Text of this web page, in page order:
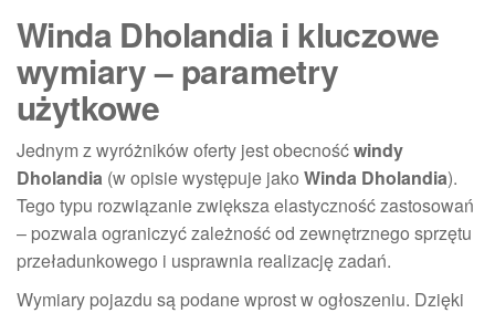
Winda Dholandia i kluczowe
wymiary – parametry
użytkowe
Jednym z wyróżników oferty jest obecnośćwindy
Dholandia (w opisie występuje jako Winda Dholandia).
Tego typu rozwiązanie zwiększa elastyczność zastosowań
– pozwala ograniczyć zależność od zewnętrznego sprzętu
przeładunkowego i usprawnia realizację zadań.
Wymiary pojazdu są podane wprost w ogłoszeniu. Dzięki